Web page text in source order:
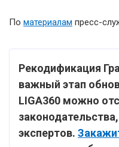
По материалам пресс-
Рекодификация
важный этап
LIGA360 можно
экспертов.